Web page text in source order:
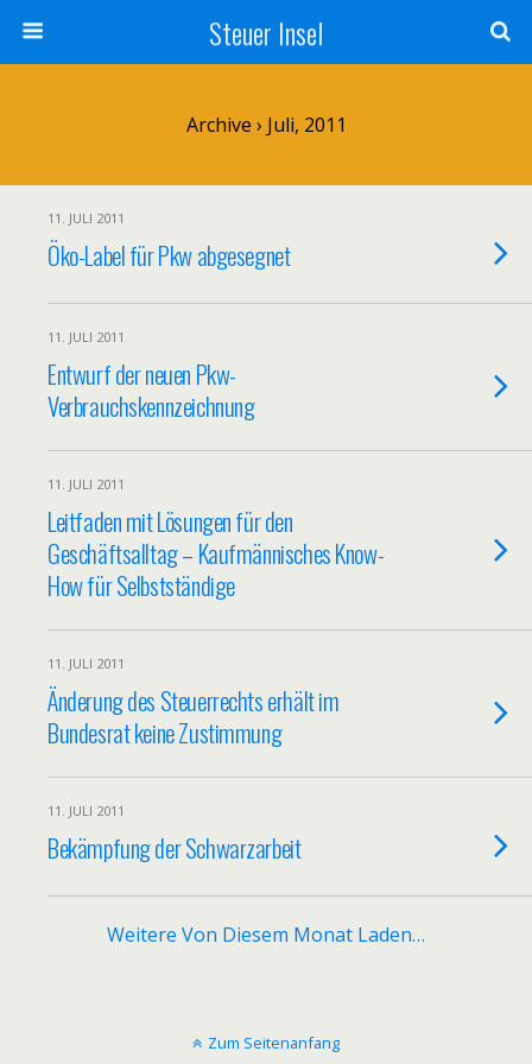
Steuer Insel
Archive › Juli, 2011
11. JULI 2011
Öko-Label für Pkw abgesegnet
11. JULI 2011
Entwurf der neuen Pkw-
Verbrauchskennzeichnung
11. JULI 2011
Leitfaden mit Lösungen für den
Geschäftsalltag – Kaufmännisches Know-
How für Selbstständige
11. JULI 2011
Änderung des Steuerrechts erhält im
Bundesrat keine Zustimmung
11. JULI 2011
Bekämpfung der Schwarzarbeit
Weitere Von Diesem Monat Laden…
Zum Seitenanfang